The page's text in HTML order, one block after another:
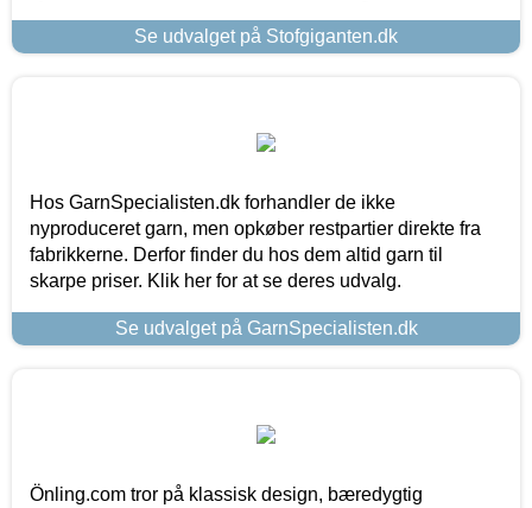
Se udvalget på Stofgiganten.dk
Hos GarnSpecialisten.dk forhandler de ikke
nyproduceret garn, men opkøber restpartier direkte fra
fabrikkerne. Derfor finder du hos dem altid garn til
skarpe priser. Klik her for at se deres udvalg.
Se udvalget på GarnSpecialisten.dk
Önling.com tror på klassisk design, bæredygtig